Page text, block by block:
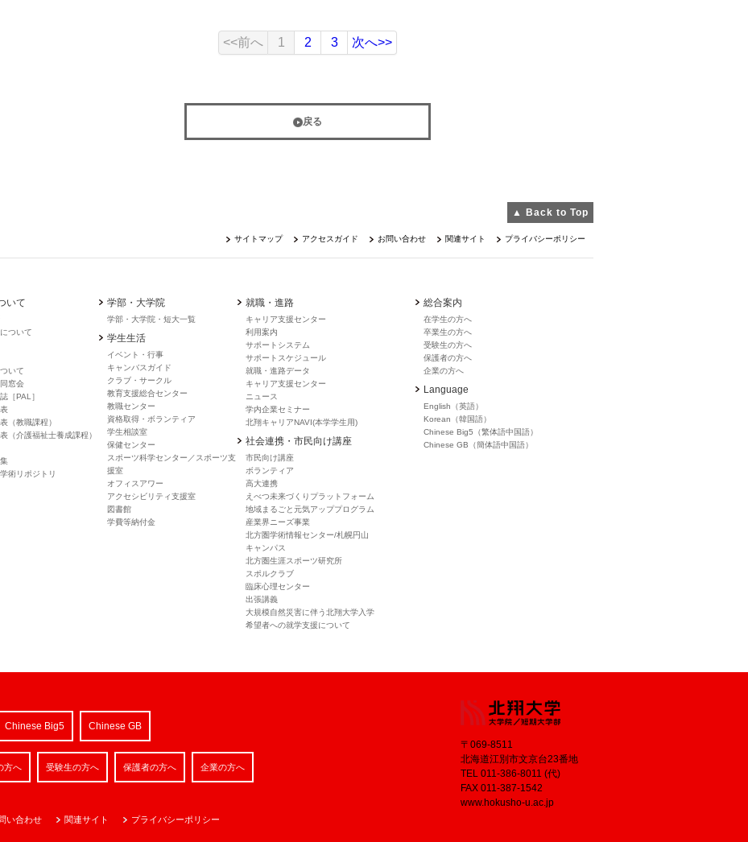
<<前へ 1 2 3 次へ>>
戻る
▲ Back to Top
サイトマップ アクセスガイド お問い合わせ 関連サイト プライバシーポリシー
いて
ついて
いて
窓会
［PAL］
（教職課程）
（介護福祉士養成課程）
術リポジトリ
学部・大学院
学部・大学院・短大一覧
学生生活
イベント・行事
キャンバスガイド
クラブ・サークル
教育支援総合センター
教職センター
資格取得・ボランティア
学生相談室
保健センター
スポーツ科学センター／スポーツ支
援室
オフィスアワー
アクセシビリティ支援室
図書館
学費等納付金
就職・進路
キャリア支援センター
利用案内
サポートシステム
サポートスケジュール
就職・進路データ
キャリア支援センター
ニュース
学内企業セミナー
北翔キャリアNAVI(本学学生用)
社会連携・市民向け講座
市民向け講座
ボランティア
高大連携
えべつ未来づくりプラットフォーム
地域まるごと元気アッププログラム
産業界ニーズ事業
北方圏学術情報センター/札幌円山
キャンパス
北方圏生涯スポーツ研究所
スポルクラブ
臨床心理センター
出張講義
大規模自然災害に伴う北翔大学入学
希望者への就学支援について
総合案内
在学生の方へ
卒業生の方へ
受験生の方へ
保護者の方へ
企業の方へ
Language
English（英語）
Korean（韓国語）
Chinese Big5（繁体語中国語）
Chinese GB（簡体語中国語）
〒069-8511
北海道江別市文京台23番地
TEL 011-386-8011 (代)
FAX 011-387-1542
www.hokusho-u.ac.jp
Chinese Big5 Chinese GB
方へ 受験生の方へ 保護者の方へ 企業の方へ
い合わせ 関連サイト プライバシーポリシー